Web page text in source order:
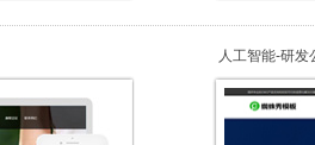
人工智能-研发